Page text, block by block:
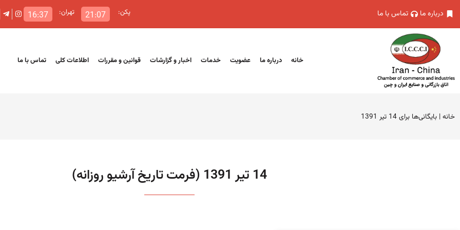
درباره ما تماس با ما پکن: 21:07 تهران: 16:37
خانه درباره ما عضویت خدمات اخبار و گزارشات قوانین و مقررات اطلاعات کلی تماس با ما
خانه| بایگانی‌ها برای 14 تیر 1391
14 تیر 1391 (فرمت تاریخ آرشیو روزانه)